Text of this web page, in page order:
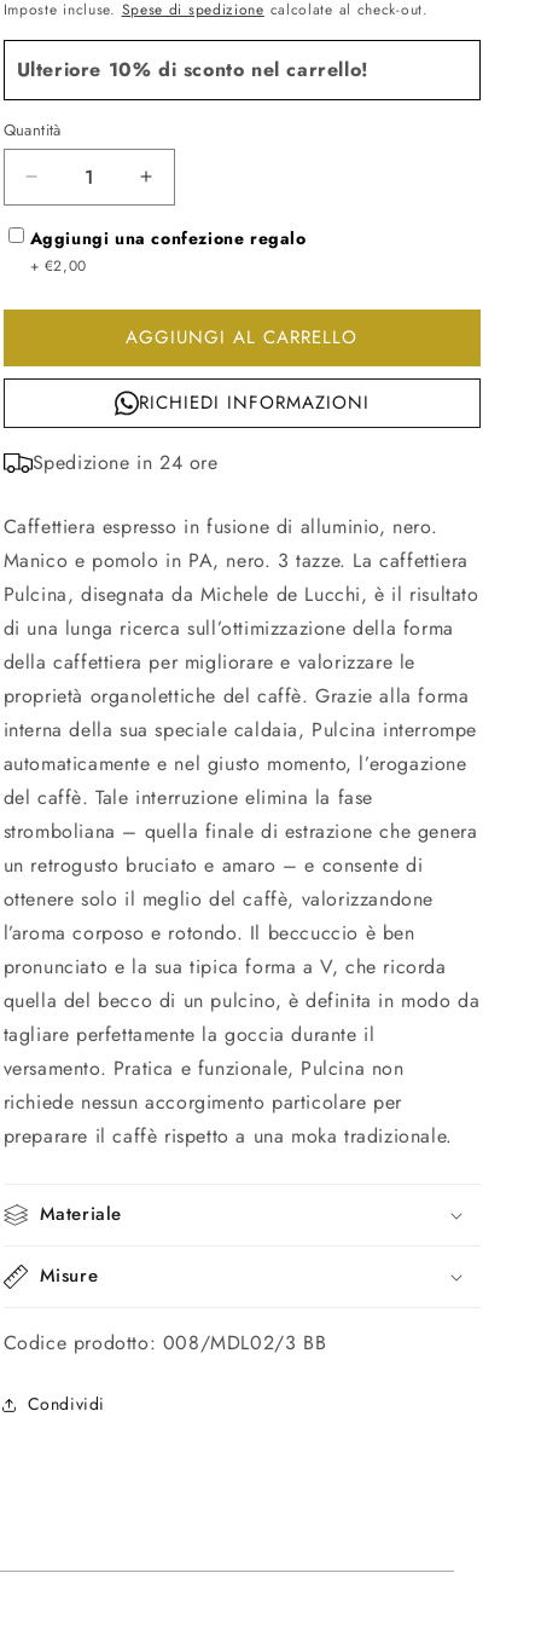
listino
Imposte incluse. Spese di spedizione calcolate al check-out.
Ulteriore 10% di sconto nel carrello!
Quantità
Diminuisci
quantità
per
Pulcina
Nero
Aumenta
quantità
per
Nero
Aggiungi una confezione regalo
+ €2,00
AGGIUNGI AL CARRELLO
RICHIEDI INFORMAZIONI
Spedizione in 24 ore
Caffettiera espresso in fusione di alluminio, nero.
Manico e pomolo in PA, nero. 3 tazze. La caffettiera
Pulcina, disegnata da Michele de Lucchi, è il risultato
di una lunga ricerca sull’ottimizzazione della forma
della caffettiera per migliorare e valorizzare le
proprietà organolettiche del caffè. Grazie alla forma
interna della sua speciale caldaia, Pulcina interrompe
automaticamente e nel giusto momento, l’erogazione
del caffè. Tale interruzione elimina la fase
stromboliana – quella finale di estrazione che genera
un retrogusto bruciato e amaro – e consente di
ottenere solo il meglio del caffè, valorizzandone
l’aroma corposo e rotondo. Il beccuccio è ben
pronunciato e la sua tipica forma a V, che ricorda
quella del becco di un pulcino, è definita in modo da
tagliare perfettamente la goccia durante il
versamento. Pratica e funzionale, Pulcina non
richiede nessun accorgimento particolare per
preparare il caffè rispetto a una moka tradizionale.
Materiale
Misure
Codice prodotto: 008/MDL02/3 BB
Condividi